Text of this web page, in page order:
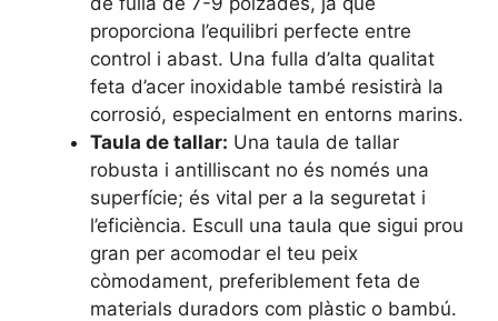
proporciona l’equilibri perfecte entre
control i abast. Una fulla d’alta qualitat
feta d’acer inoxidable també resistirà la
corrosió, especialment en entorns marins.
Taula de tallar: Una taula de tallar
robusta i antilliscant no és només una
superfície; és vital per a la seguretat i
l’eficiència. Escull una taula que sigui prou
gran per acomodar el teu peix
còmodament, preferiblement feta de
materials duradors com plàstic o bambú.